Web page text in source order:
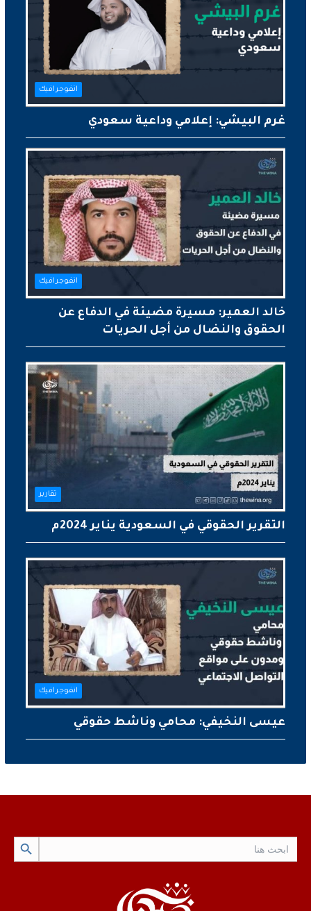
انفوجرافيك
غرم البيشي: إعلامي وداعية سعودي
انفوجرافيك
خالد العمير: مسيرة مضيئة في الدفاع عن
الحقوق والنضال من أجل الحريات
تقارير
التقرير الحقوقي في السعودية يناير 2024م
انفوجرافيك
عيسى النخيفي: محامي وناشط حقوقي
Search
Search Button